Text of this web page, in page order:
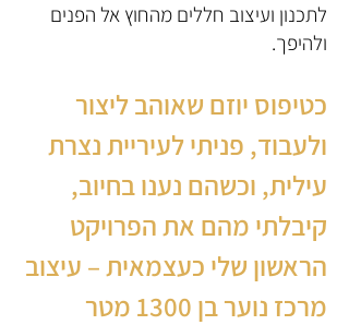
לתכנון ועיצוב חללים מהחוץ אל הפנים
ולהיפך.
כטיפוס יוזם שאוהב ליצור
ולעבוד, פניתי לעיריית נצרת
עילית, וכשהם נענו בחיוב,
קיבלתי מהם את הפרויקט
הראשון שלי כעצמאית – עיצוב
מרכז נוער בן 1300 מטר